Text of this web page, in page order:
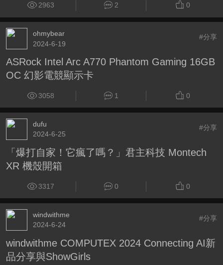
2963 2 0
ohmybear
2024-6-19
#分享
ASRock Intel Arc A770 Phantom Gaming 16GB
OC 幻影電競顯示卡
3058 1 0
dufu
2024-6-25
#分享
「爆打自家！它瘋了嗎？」君主科技 Montech
XR 機殼開箱
3317 0 0
windwithme
2024-6-24
#分享
windwithme COMPUTEX 2024 Connecting AI新
品分享與ShowGirls